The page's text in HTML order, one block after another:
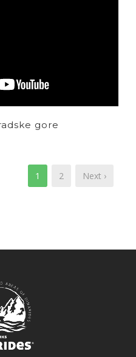
gore
1 2 Next ›